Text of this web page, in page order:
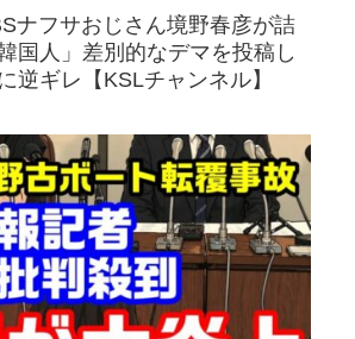
ナフサおじさん境野春彦が詰
国人」差別的なデマを投稿し
ギレ【KSLチャンネル】